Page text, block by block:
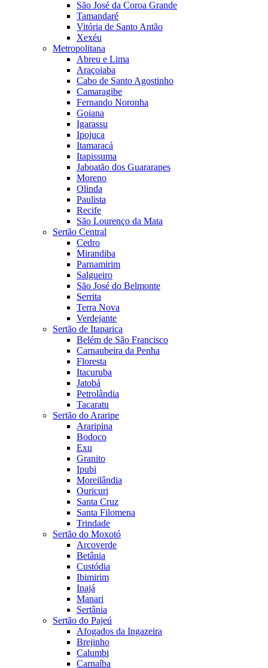
São José da Coroa Grande
Tamandaré
Vitória de Santo Antão
Xexéu
Metropolitana
Abreu e Lima
Araçoiaba
Cabo de Santo Agostinho
Camaragibe
Fernando Noronha
Goiana
Igarassu
Ipojuca
Itamaracá
Itapissuma
Jaboatão dos Guararapes
Moreno
Olinda
Paulista
Recife
São Lourenço da Mata
Sertão Central
Cedro
Mirandiba
Parnamirim
Salgueiro
São José do Belmonte
Serrita
Terra Nova
Verdejante
Sertão de Itaparica
Belém de São Francisco
Carnaubeira da Penha
Floresta
Itacuruba
Jatobá
Petrolândia
Tacaratu
Sertão do Araripe
Araripina
Bodoco
Exu
Granito
Ipubi
Moreilândia
Ouricuri
Santa Cruz
Santa Filomena
Trindade
Sertão do Moxotó
Arcoverde
Betânia
Custódia
Ibimirim
Inajá
Manari
Sertânia
Sertão do Pajeú
Afogados da Ingazeira
Brejinho
Calumbi
Carnaíba